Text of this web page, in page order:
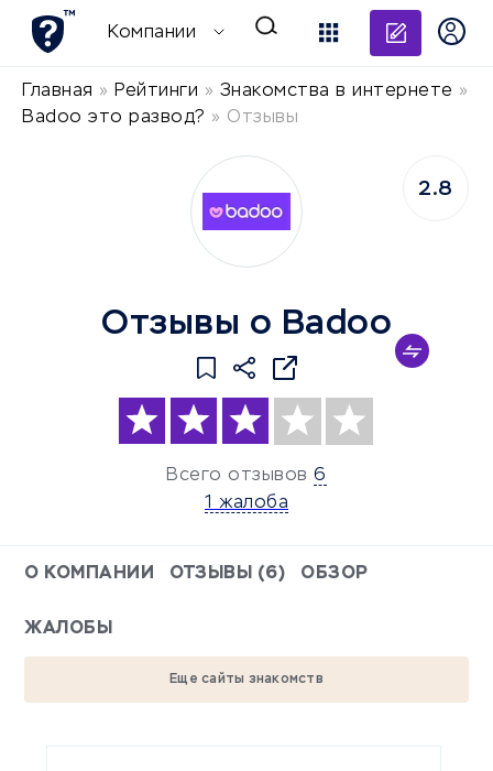
Компании
Главная » Рейтинги » Знакомства в интернете »
Badoo это развод? » Отзывы
Отзывы о Badoo
Всего отзывов 6
1 жалоба
2.8
О КОМПАНИИ ОТЗЫВЫ (6) ОБЗОР
ЖАЛОБЫ
Еще сайты знакомств